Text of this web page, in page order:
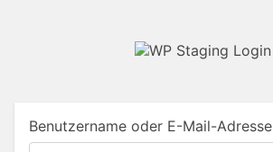
Benutzername oder E-Mail-Adresse